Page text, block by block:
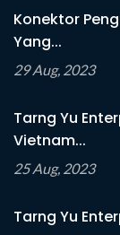
Konektor
Yang...
29 Aug, 2023
Tarng Yu
Vietnam...
25 Aug, 2023
Tarng Yu